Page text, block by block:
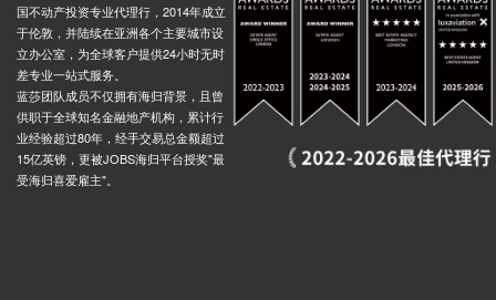
国不动产投资专业代理行，2014年成立
于伦敦，并陆续在亚洲各个主要城市设
立办公室，为全球客户提供24小时无时
差专业一站式服务。
蓝莎团队成员不仅拥有海归背景，且曾
供职于全球知名金融地产机构，累计行
业经验超过80年，经手交易总金额超过
15亿英镑，更被JOBS海归平台授奖"最
受海归喜爱雇主"。